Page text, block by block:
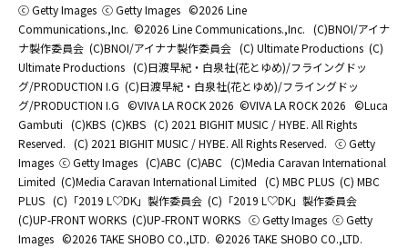
ⓒ Getty Images ⓒ Getty Images ©2026 Line
Communications.,Inc. ©2026 Line Communications.,Inc. (C)BNOI/アイナ
ナ製作委員会 (C)BNOI/アイナナ製作委員会 (C) Ultimate Productions (C)
Ultimate Productions (C)日渡早紀・白泉社(花とゆめ)/フライングドッ
グ/PRODUCTION I.G (C)日渡早紀・白泉社(花とゆめ)/フライングドッ
グ/PRODUCTION I.G ©️VIVA LA ROCK 2026 ©️VIVA LA ROCK 2026 ©Luca
Gambuti (C)KBS (C)KBS (C) 2021 BIGHIT MUSIC / HYBE. All Rights
Reserved. (C) 2021 BIGHIT MUSIC / HYBE. All Rights Reserved. ⓒ Getty
Images ⓒ Getty Images (C)ABC (C)ABC (C)Media Caravan International
Limited (C)Media Caravan International Limited (C) MBC PLUS (C) MBC
PLUS (C)「2019 L♡DK」製作委員会 (C)「2019 L♡DK」製作委員会
(C)UP-FRONT WORKS (C)UP-FRONT WORKS ⓒ Getty Images ⓒ Getty
Images ©2026 TAKE SHOBO CO.,LTD. ©2026 TAKE SHOBO CO.,LTD.